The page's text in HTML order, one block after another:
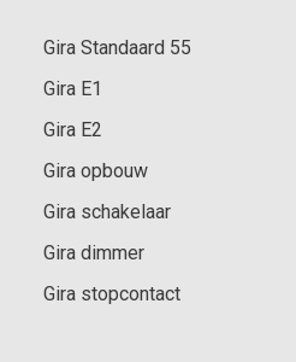
Gira Standaard 55
Gira E1
Gira E2
Gira opbouw
Gira schakelaar
Gira dimmer
Gira stopcontact